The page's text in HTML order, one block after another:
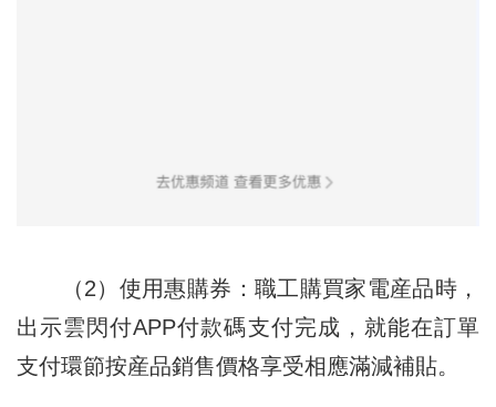
（2）使用惠購券：職工購買家電産品時，
出示雲閃付APP付款碼支付完成，就能在訂單
支付環節按産品銷售價格享受相應滿減補貼。